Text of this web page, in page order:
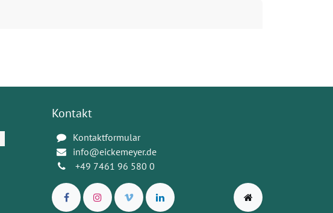
Kontakt
Kontaktformular
info@eickemeyer.de
+49 7461 96 580 0